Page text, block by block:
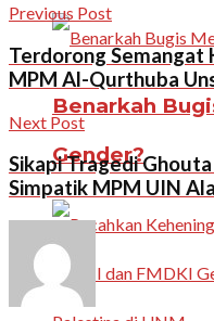
Benarkah
Gender?
Previous Post
Terdorong Semangat
MPM Al-Qurthuba
Next Post
Sikapi Tragedi
Simpatik MPM UIN